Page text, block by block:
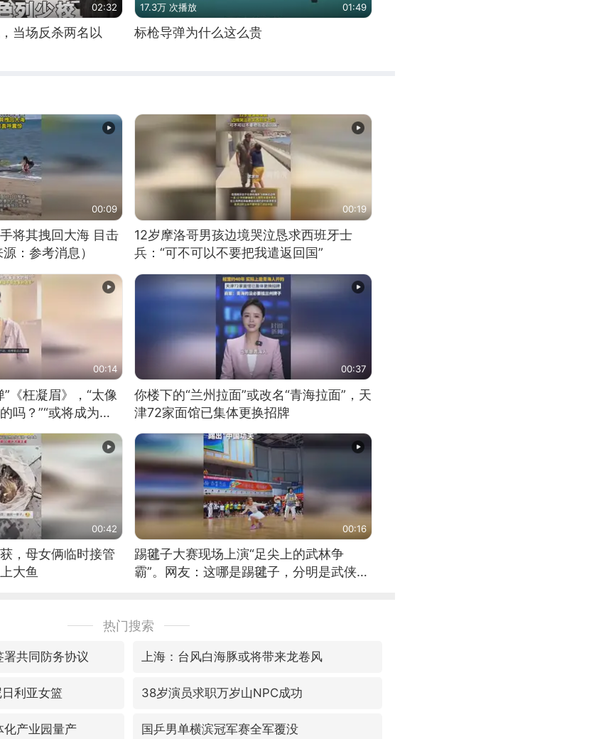
02:32
当场反杀两名以
17.3万 次播放 01:49
标枪导弹为什么这么贵
00:09
将其拽回大海 目击
：参考消息）
00:19
12岁摩洛哥男孩边境哭泣恳求西班牙士
兵：“可不可以不要把我遣返回国”
00:14
《枉凝眉》，“太像
吗？”“或将成为首
。”（来源：新华每
00:37
你楼下的“兰州拉面”或改名“青海拉面”，天
津72家面馆已集体更换招牌
00:42
，母女俩临时接管
大鱼
00:16
踢毽子大赛现场上演“足尖上的武林争
霸”。网友：这哪是踢毽子，分明是武侠片
热门搜索
共同防务协议 上海：台风白海豚或将带来龙卷风
利亚女篮 38岁演员求职万岁山NPC成功
化产业园量产 国乒男单横滨冠军赛全军覆没